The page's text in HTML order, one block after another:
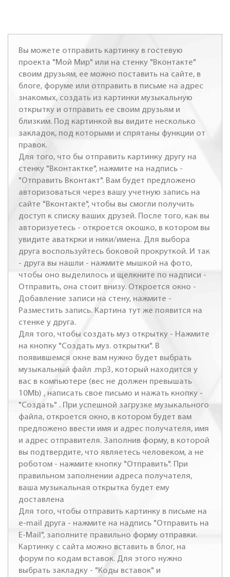
Вы можете отправить картинку в гостевую
проекта "Мой Мир" или на стенку "Вконтакте"
своим друзьям, ее можно поставить на сайте, в
блоге, форуме или отправить в письме на адрес
знакомых, создать из картинки музыкальную
открытку и отправить ее своим друзьям и
близким. Под картинкой вы видите несколько
закладок, под которыми и спрятаны функции от
правок.
Для того, что бы отправить картинку другу на
стенку "Вконтактке", нажмите на надпись -
"Отправить Вконтакт". Вам будет предложено
авторизоваться через вашу учетную запись на
сайте "Вконтакте", чтобы вы смогли получить
доступ к списку ваших друзей. После того, как вы
авторизуетесь - откроется окошко, в котором вы
увидите аваткрки и ники/имена. Для выбора
друга воспользуйтесь боковой прокруткой. И так
- друга вы нашли - нажмите мышкой на фото,
чтобы оно выделилось и щелкните по надписи -
Отправить, она стоит внизу. Откроется окно -
Добавление записи на стену, нажмите -
Разместить запись. Картина тут же появится на
стенке у друга.
Для того, чтобы создать муз открытку - Нажмите
на кнопку "Создать муз. открытки". В
появившемся окне вам нужно будет выбрать
музыкальный файл .mp3, который находится у
вас в компьютере (вес не должен превышать
10Mb) , написать свое письмо и нажать кнопку -
"Создать" . При успешной загрузке музыкального
файла, откроется окно, в котором будет вам
предложено ввести имя и адрес получателя, имя
и адрес отправителя. Заполнив форму, в которой
вы подтвердите, что являетесь человеком, а не
роботом - нажмите кнопку "Отправить". При
правильном заполнении адреса получателя,
ваша музыкальная открытка будет ему
доставлена
Для того, чтобы отправить картинку в письме на
e-mail друга - нажмите на надпись "Отправить на
E-Mail", заполните правильно форму отправки.
Картинку с сайта можно вставить в блог, на
форум по кодам вставок. Для этого нужно
выбрать закладку - "Коды вставок" и